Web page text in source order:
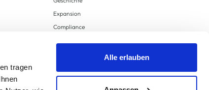
tragen
Alle erlauben
Expansion
Compliance
Supply Chain Due Diligence